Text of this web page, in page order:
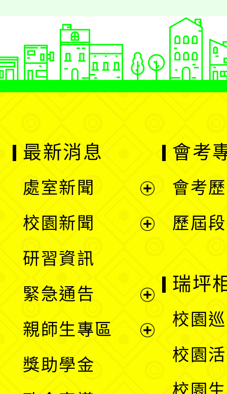
最新消息
處室新聞
單
校園新聞
選
單
研習資訊
緊急通告
親師生專區
獎助學金
會考
會考
歷屆
瑞坪
校園
校園
校園